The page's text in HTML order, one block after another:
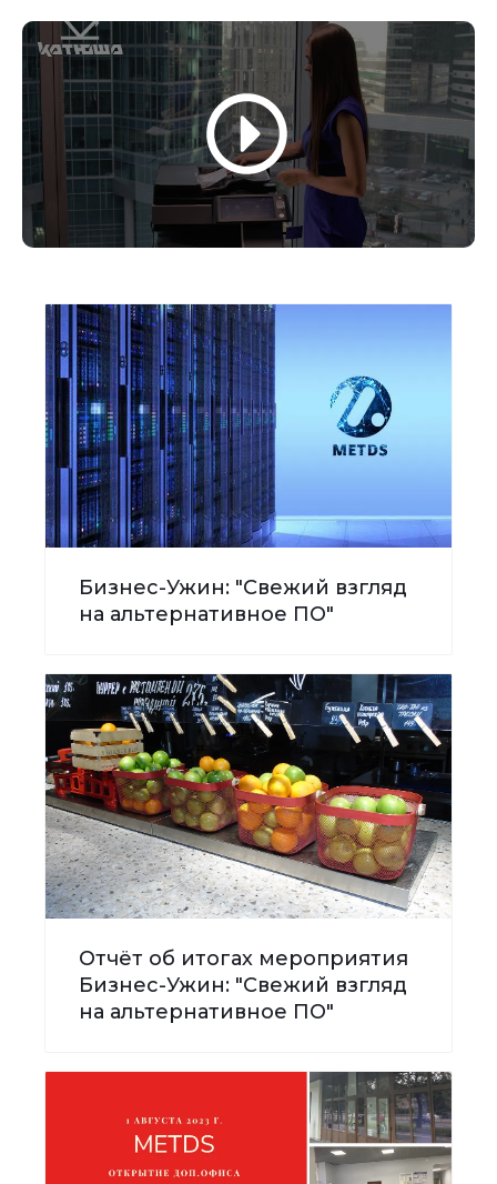
Бизнес-Ужин: "Свежий взгляд
на альтернативное ПО"
Отчёт об итогах мероприятия
Бизнес-Ужин: "Свежий взгляд
на альтернативное ПО"